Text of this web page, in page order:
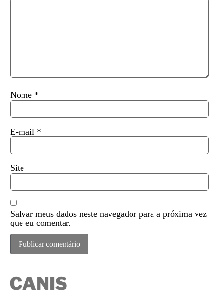
Nome *
E-mail *
Site
Salvar meus dados neste navegador para a próxima vez
que eu comentar.